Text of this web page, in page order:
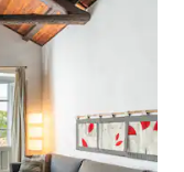
arasında